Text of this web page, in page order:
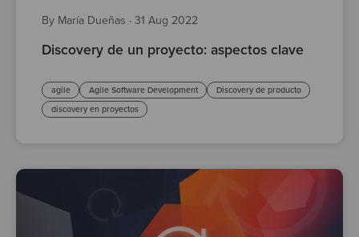
By María Dueñas · 31 Aug 2022
Discovery de un proyecto: aspectos clave
agile Agile Software Development
Discovery de producto
discovery en proyectos